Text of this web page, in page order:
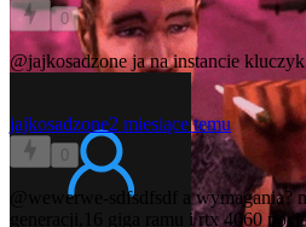
0
@jajkosadzoneja na instancie kluczyk
jajkosadzone2 miesiące temu
0
@wewerwe-sdfsdfsdf
a wymagania?
generacji,16 giga ramu i rtx 4060